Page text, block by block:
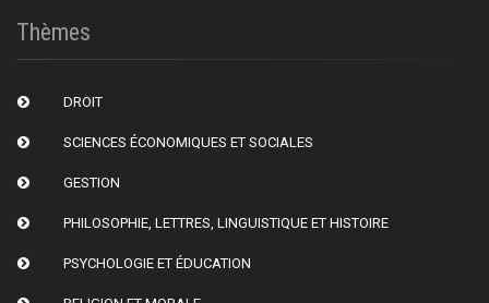
Thèmes
DROIT
SCIENCES ÉCONOMIQUES ET SOCIALES
GESTION
PHILOSOPHIE, LETTRES, LINGUISTIQUE ET HISTOIRE
PSYCHOLOGIE ET ÉDUCATION